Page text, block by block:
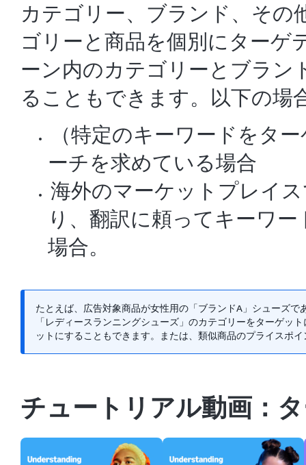
カテゴリー、ブランド、その
ゴリーと商品を個別にターゲ
ーン内のカテゴリーとブラン
ることもできます。以下の場
（特定のキーワードをタ
ーチを求めている場合
海外のマーケットプレイ
り、翻訳に頼ってキーワ
場合。
たとえば、広告対象商品が女性用の「ブランドA」シューズ
「レディースランニングシューズ」のカテゴリーをターゲッ
ットにすることもできます。または、類似商品のプライスポ
チュートリアル動画：